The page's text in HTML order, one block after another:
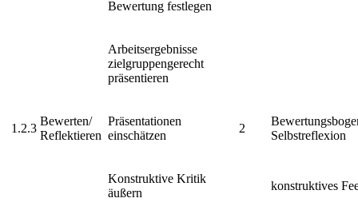
Bewertung festlegen
Arbeitsergebnisse
zielgruppengerecht
präsentieren
1.2.3
Bewerten/
Reflektieren
Präsentationen
einschätzen
2
Selbstreflexion
Konstruktive Kritik
äußern
konstruktives